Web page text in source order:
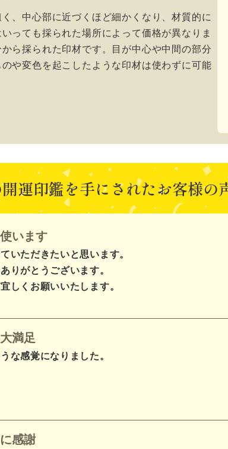
、中心部に近づくほど細かくなり、材質的に
っても採られた場所によって価格が異なりま
ら採られた印材です。目が中心や中間の部分
や変色を起こしたような印材は使わずに可能
運印鑑を手にされたお客様の
います
いただきたいと思います。
りがとうございます。
しくお願いいたします。
満足
な感覚になりました。
感謝